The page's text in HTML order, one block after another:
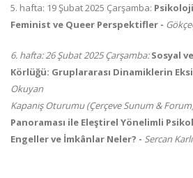
5. hafta: 19 Şubat 2025 Çarşamba:
Feminist ve Queer Perspektifler -
6. hafta: 26 Şubat 2025 Çarşamba: Sosyal
Körlüğü: Gruplararası Dinamiklerin
Okuyan
Kapanış Oturumu (Çerçeve Sunum &
Panoraması ile Eleştirel Yönelimli
Engeller ve İmkânlar Neler? - Sercan